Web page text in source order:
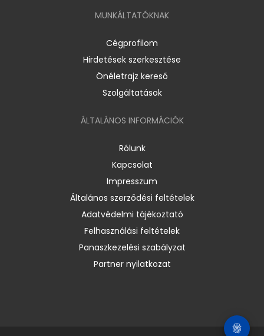
MUNKÁLTATÓKNAK
Cégprofilom
Hirdetések szerkesztése
Önéletrajz kereső
Szolgáltatások
ÁLTALÁNOS INFORMÁCIÓK
Rólunk
Kapcsolat
Impresszum
Általános szerződési feltételek
Adatvédelmi tájékoztató
Felhasználási feltételek
Panaszkezelési szabályzat
Partner nyilatkozat